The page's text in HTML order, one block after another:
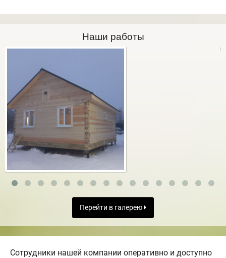
Наши работы
Перейти в галерею
Сотрудники нашей компании оперативно и доступно